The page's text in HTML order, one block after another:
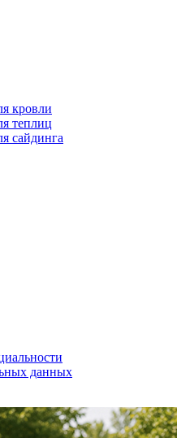
кровли
теплиц
сайдинга
данных